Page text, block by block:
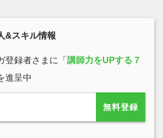
&スキル情報
登録者さまに「講師力をUPする７
進呈中
無料登録